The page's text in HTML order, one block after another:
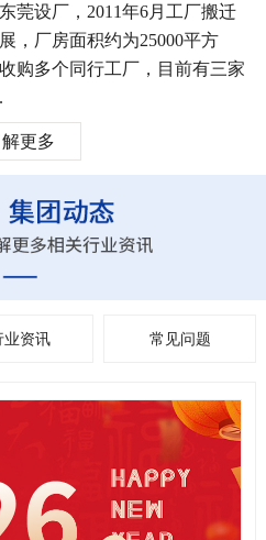
莞设厂，2011年6月工厂搬迁
，厂房面积约为25000平方
购多个同行工厂，目前有三家
更多
业资讯 常见问题